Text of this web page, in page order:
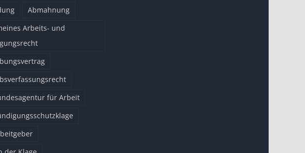
Abmahnung
Arbeits- und
für Arbeit